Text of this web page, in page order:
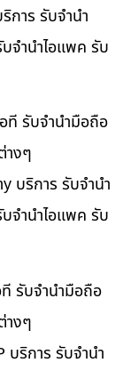
การ รับจำนำ
จำนำไอแพค รับ
ที รับจำนำมือถือ
างๆ
บริการ รับจำนำ
จำนำไอแพค รับ
รับจำนำมือถือ
างๆ
ริการ รับจำนำ